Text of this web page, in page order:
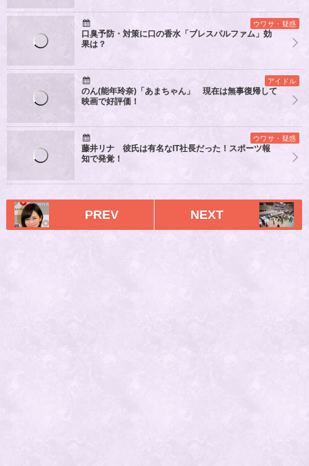
ウワサ・疑惑
口臭予防・対策に口の香水「ブレスパルファム」効
果は？
アイドル
のん(能年玲奈)「あまちゃん」 現在は無事復帰して
映画で好評価！
ウワサ・疑惑
藤井リナ 彼氏は有名なIT社長だった！スポーツ報
知で発覚！
PREV NEXT